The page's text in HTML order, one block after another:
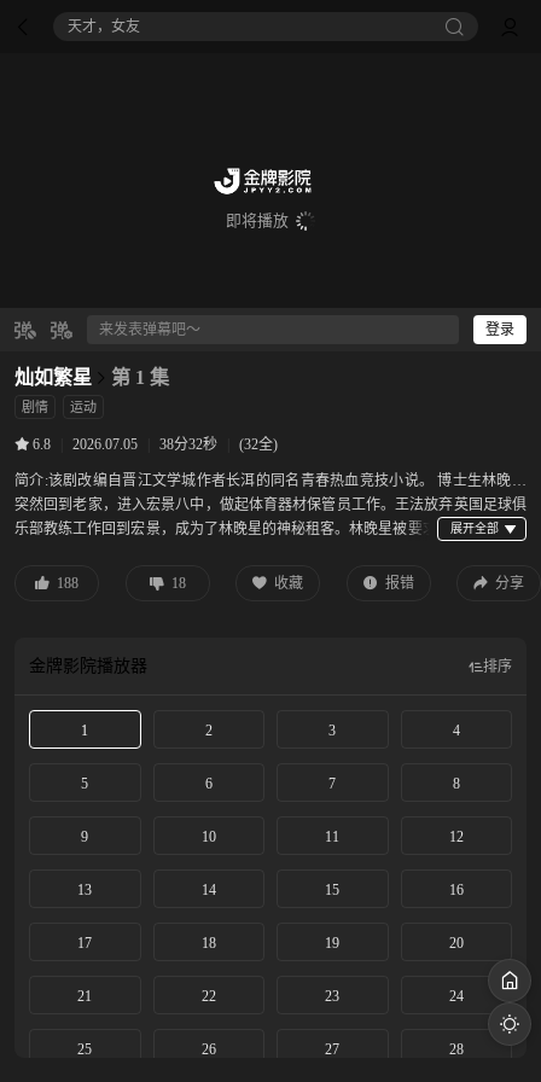
天才，女友
即将播放
登录
灿如繁星 第 1 集
剧情 运动
6.8 2026.07.05 38分32秒 (32全)
简介:该剧改编自晋江文学城作者长洱的同名青春热血竞技小说。 博士生林晚星
突然回到老家，进入宏景八中，做起体育器材保管员工作。王法放弃英国足球俱
乐部教练工作回到宏景，成为了林晚星的神秘租客。林晚星被要求
磕绊绊赢下比赛。此后，林晚星劝说王法担任教练、凑齐队员、调和队内矛盾。
188 18 收藏 报错 分享
金牌影院播放器 排序
1 2 3 4
5 6 7 8
9 10 11 12
13 14 15 16
17 18 19 20
21 22 23 24
25 26 27 28